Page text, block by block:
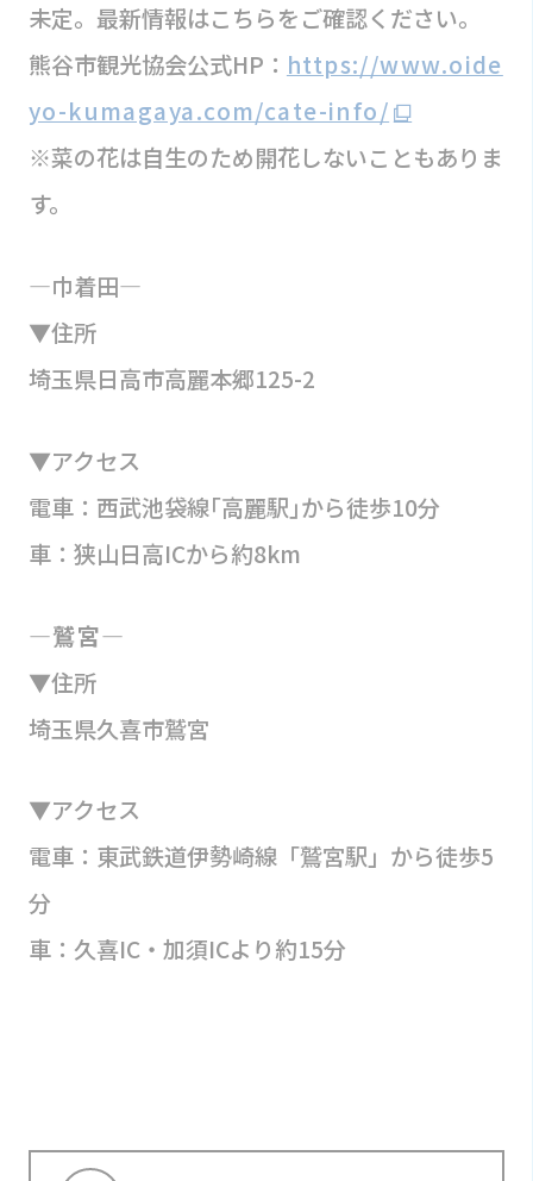
未定。最新情報はこちらをご確認ください。
熊谷市観光協会公式HP： https://www.oide
yo-kumagaya.com/cate-info/
※菜の花は自生のため開花しないこともありま
す。
―巾着田―
▼住所
埼玉県日高市高麗本郷125-2
▼アクセス
電車：西武池袋線｢高麗駅｣から徒歩10分
車：狭山日高ICから約8km
―鷲宮―
▼住所
埼玉県久喜市鷲宮
▼アクセス
電車：東武鉄道伊勢崎線「鷲宮駅」から徒歩5
分
車：久喜IC・加須ICより約15分